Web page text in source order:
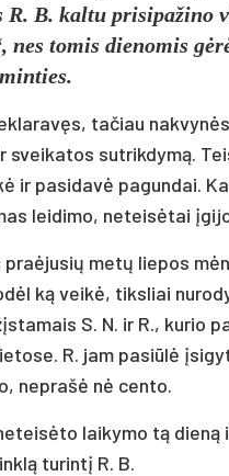
B. kaltu prisipažino
nes tomis dienomis
tačiau
sveikatos sutrikdymą.
ir pasidavė pagundai.
leidimo, neteisėtai
metų liepos
ką veikė, tiksliai
S. N. ir R., kurio
R. jam pasiūlė
neprašė nė cento.
laikymo tą
turintį R. B.